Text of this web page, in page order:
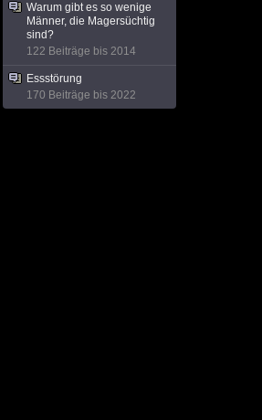
Warum gibt es so wenige
Männer, die Magersüchtig
sind?
122 Beiträge bis 2014
Essstörung
170 Beiträge bis 2022